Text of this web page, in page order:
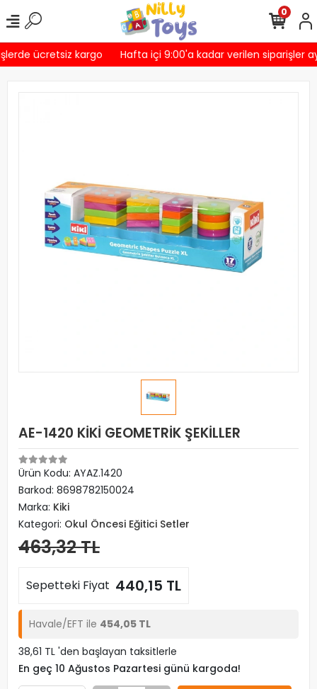
ücretsiz kargo Hafta içi 9:00'a kadar verilen siparişler
0
AE-1420 KİKİ GEOMETRİK ŞEKİLLER
Ürün Kodu: AYAZ.1420
Barkod: 8698782150024
Marka: Kiki
Kategori: Okul Öncesi Eğitici Setler
463,32 TL
Sepetteki Fiyat 440,15 TL
Havale/EFT ile 454,05 TL
38,61 TL 'den başlayan taksitlerle
En geç 10 Ağustos Pazartesi günü kargoda!